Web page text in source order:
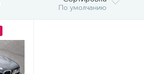
По умолчанию